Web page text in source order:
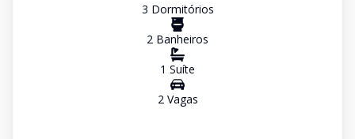
3 Dormitórios
2 Banheiros
1 Suíte
2Vagas